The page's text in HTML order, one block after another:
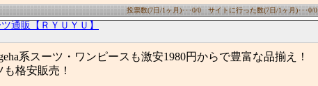
投票数(7日/1ヶ月)･･･0/0 サイトに行った数(7日/1ヶ月)･･･0/0
通販【ＲＹＵＹＵ】
系スーツ・ワンピースも激安1980円からで豊富な品揃え！
格安販売！